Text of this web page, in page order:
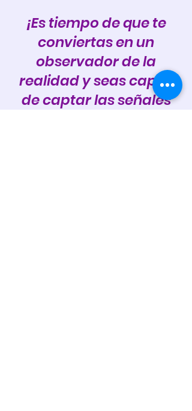
¡Es tiempo de que te
conviertas en un
observador de la
realidad y seas capaz
de captar las señales